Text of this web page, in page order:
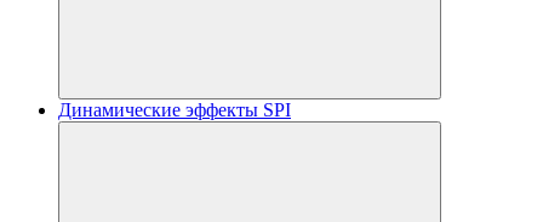
Динамические эффекты SPI